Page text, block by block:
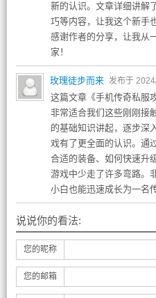
新的认识。文章详细讲解
巧等内容，让我这个新手
感谢作者的分享，让我从
家！
玫瑰徒步而来 发布于
这篇文章《手机传奇私服
非常适合我们这些刚刚接
的基础知识讲起，逐步深
戏有了更全面的认识。通
合适的装备、如何快速升
游戏中少走了许多弯路。
小白也能迅速成长为一名
说说你的看法:
您的昵称
您的邮箱